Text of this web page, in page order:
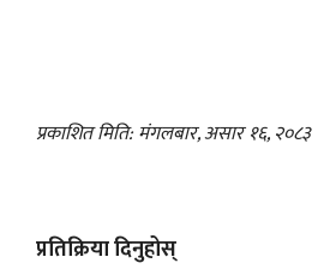
प्रकाशित मिति: मंगलबार, असार १६, २०८३
प्रतिक्रिया दिनुहोस्